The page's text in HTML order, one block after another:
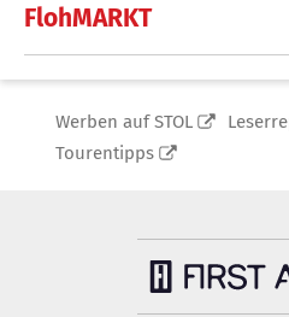
FlohMARKT
Werben auf STOL
Tourentipps